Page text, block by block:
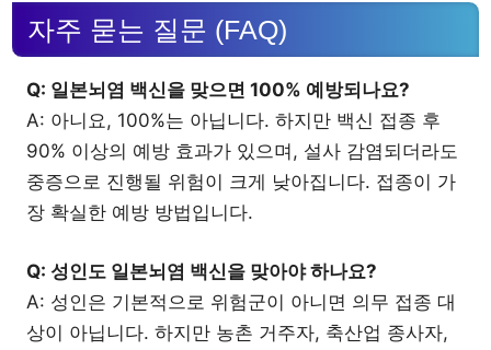
자주 묻는 질문 (FAQ)
Q: 일본뇌염 백신을 맞으면 100% 예방되나요?
A: 아니요, 100%는 아닙니다. 하지만 백신 접종 후
90% 이상의 예방 효과가 있으며, 설사 감염되더라도
중증으로 진행될 위험이 크게 낮아집니다. 접종이 가
장 확실한 예방 방법입니다.
Q: 성인도 일본뇌염 백신을 맞아야 하나요?
A: 성인은 기본적으로 위험군이 아니면 의무 접종 대
상이 아닙니다. 하지만 농촌 거주자, 축산업 종사자,